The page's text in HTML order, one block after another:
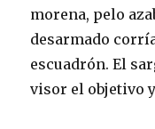
morena, pelo
desarmado
escuadrón. El
visor el objetivo